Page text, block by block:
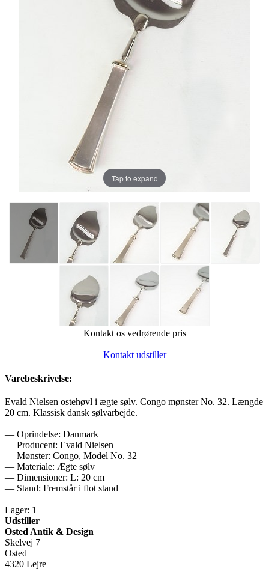
Tap to expand
Kontakt os vedrørende pris
Kontakt udstiller
Varebeskrivelse:
Evald Nielsen ostehøvl i ægte sølv. Congo mønster No. 32. Længde
20 cm. Klassisk dansk sølvarbejde.
— Oprindelse: Danmark
— Producent: Evald Nielsen
— Mønster: Congo, Model No. 32
— Materiale: Ægte sølv
— Dimensioner: L: 20 cm
— Stand: Fremstår i flot stand
Lager: 1
Udstiller
Osted Antik & Design
Skelvej 7
Osted
4320 Lejre